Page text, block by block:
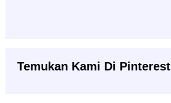
Temukan Kami Di Pinterest